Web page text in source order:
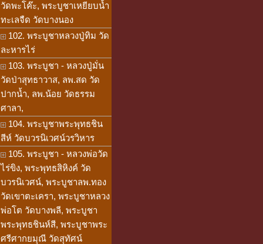
วัดพะโค๊ะ, พระบูชาเหยียบน้ำ
ทะเลจืด วัดบางนอง
102. พระบูชาหลวงปู่ทิม วัด
ละหารไร่
103. พระบูชา - หลวงปู่มั่น
วัดป่าสุทธาวาส, ลพ.สด วัด
ปากน้ำ, ลพ.น้อย วัดธรรม
ศาลา,
104. พระบูชาพระพุทธชิน
สีห์ วัดบวรนิเวศน์วรวิหาร
105. พระบูชา - หลวงพ่อวัด
ไร่ขิง, พระพุทธสิหิงค์ วัด
บวรนิเวศน์, พระบูชาลพ.ทอง
วัดเขาตะเครา, พระบูชาหลวง
พ่อโต วัดบางพลี, พระบูชา
พระพุทธชินห์สี, พระบูชาพระ
ศรีศากยมุณี วัดสุทัศน์